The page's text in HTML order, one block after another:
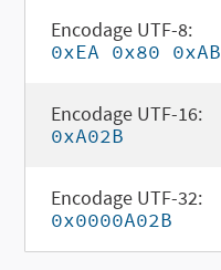
Encodage UTF-8:
0xEA 0x80 0xAB
Encodage UTF-16:
0xA02B
Encodage UTF-32:
0x0000A02B